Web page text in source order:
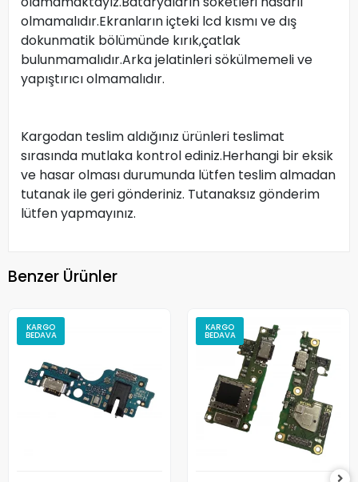
olmamalıdır.Ekranların içteki lcd kısmı ve dış
dokunmatik bölümünde kırık,çatlak
bulunmamalıdır.Arka jelatinleri sökülmemeli ve
yapıştırıcı olmamalıdır.
Kargodan teslim aldığınız ürünleri teslimat
sırasında mutlaka kontrol ediniz.Herhangi bir eksik
ve hasar olması durumunda lütfen teslim almadan
tutanak ile geri gönderiniz. Tutanaksız gönderim
lütfen yapmayınız.
Benzer Ürünler
KARGO
BEDAVA
KARGO
BEDAVA